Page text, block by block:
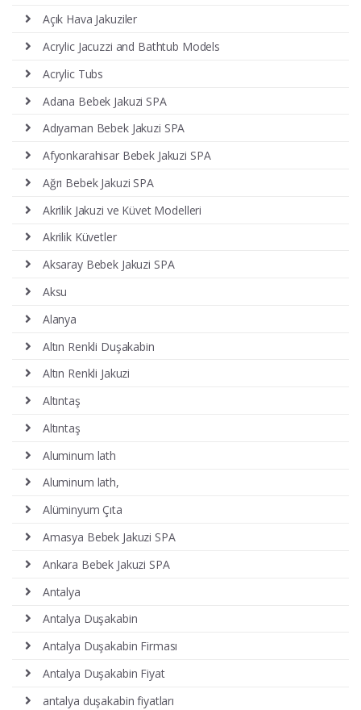
Açık Hava Jakuziler
Acrylic Jacuzzi and Bathtub Models
Acrylic Tubs
Adana Bebek Jakuzi SPA
Adıyaman Bebek Jakuzi SPA
Afyonkarahisar Bebek Jakuzi SPA
Ağrı Bebek Jakuzi SPA
Akrilik Jakuzi ve Küvet Modelleri
Akrilik Küvetler
Aksaray Bebek Jakuzi SPA
Aksu
Alanya
Altın Renkli Duşakabin
Altın Renkli Jakuzi
Altıntaş
Altıntaş
Aluminum lath
Aluminum lath,
Alüminyum Çıta
Amasya Bebek Jakuzi SPA
Ankara Bebek Jakuzi SPA
Antalya
Antalya Duşakabin
Antalya Duşakabin Firması
Antalya Duşakabin Fiyat
antalya duşakabin fiyatları